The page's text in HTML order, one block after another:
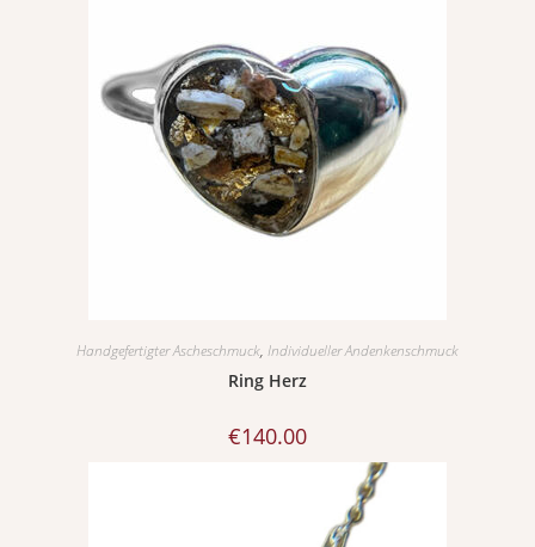
Handgefertigter Ascheschmuck, Individueller Andenkenschmuck
Ring Herz
€140.00